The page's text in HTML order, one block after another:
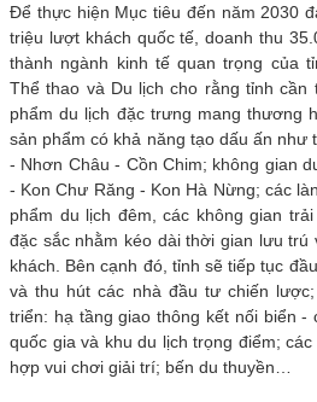
Để thực hiện Mục tiêu đến năm 2030
triệu lượt khách quốc tế, doanh thu
thành ngành kinh tế quan trọng của
Thể thao và Du lịch cho rằng tỉnh cần
phẩm du lịch đặc trưng mang thương
sản phẩm có khả năng tạo dấu ấn như
- Nhơn Châu - Cồn Chim; không gian
- Kon Chư Răng - Kon Hà Nừng; các
phẩm du lịch đêm, các không gian
đặc sắc nhằm kéo dài thời gian lưu trú
khách. Bên cạnh đó, tỉnh sẽ tiếp tục
và thu hút các nhà đầu tư chiến
triển: hạ tầng giao thông kết nối biển -
quốc gia và khu du lịch trọng điểm;
hợp vui chơi giải trí; bến du thuyền…